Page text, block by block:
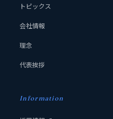
トピックス
会社情報
理念
代表挨拶
Information